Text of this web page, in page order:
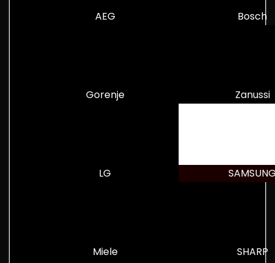
AEG Bosch
Gorenje Zanussi
LG
Miele SHARP